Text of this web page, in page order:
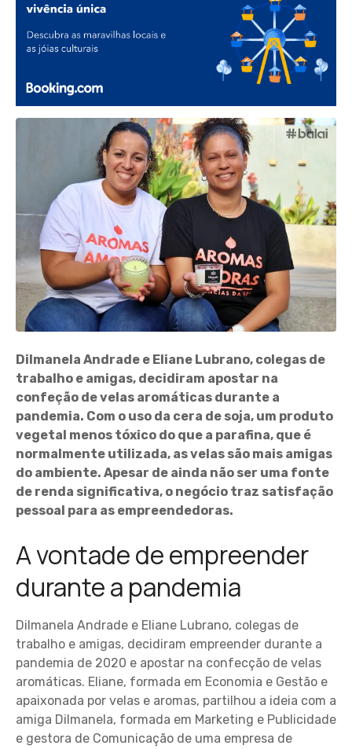
Dilmanela Andrade e Eliane Lubrano, colegas de
trabalho e amigas, decidiram apostar na
confeção de velas aromáticas durante a
pandemia. Com o uso da cera de soja, um produto
vegetal menos tóxico do que a parafina, que é
normalmente utilizada, as velas são mais amigas
do ambiente. Apesar de ainda não ser uma fonte
de renda significativa, o negócio traz satisfação
pessoal para as empreendedoras.
A vontade de empreender
durante a pandemia
Dilmanela Andrade e Eliane Lubrano, colegas de
trabalho e amigas, decidiram empreender durante a
pandemia de 2020 e apostar na confecção de velas
aromáticas. Eliane, formada em Economia e Gestão e
apaixonada por velas e aromas, partilhou a ideia com a
amiga Dilmanela, formada em Marketing e Publicidade
e gestora de Comunicação de uma empresa de